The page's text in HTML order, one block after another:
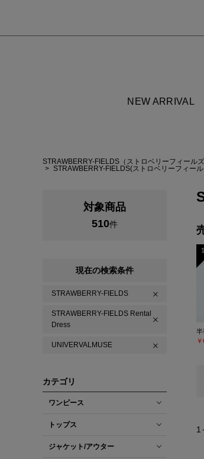
NEW ARRIVAL
STRAWBERRY-FIELDS（ストロベリーフィール
STRAWBERRY-FIELDS(ストロベリーフィー
対象商品
510件
現在の検索条件
STRAWBERRY-FIELDS
STRAWBERRY-FIELDS Rental
Dress
UNIVERVALMUSE
カテゴリ
ワンピース
トップス
ジャケット/アウター
1
半
1